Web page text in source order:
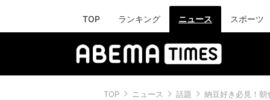
TOP ランキング ニュース スポーツ
TOP ニュース 話題 納豆好き必見！朝